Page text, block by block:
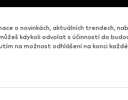
o novinkách, aktuálních trendech,
kdykoli odvolat s účinností do
na možnost odhlášení na konci